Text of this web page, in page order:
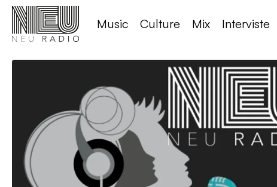
Music Culture Mix Interviste